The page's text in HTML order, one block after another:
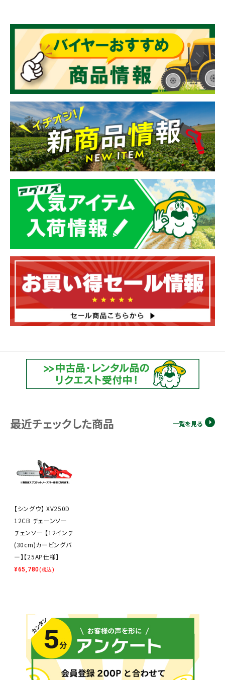
最近チェックした商品 一覧を見る
【シングウ】 XV250D
12CB チェーンソー
チェンソー 【12インチ
(30cm)カービングバ
ー】【25AP仕様】
¥65,780(税込)